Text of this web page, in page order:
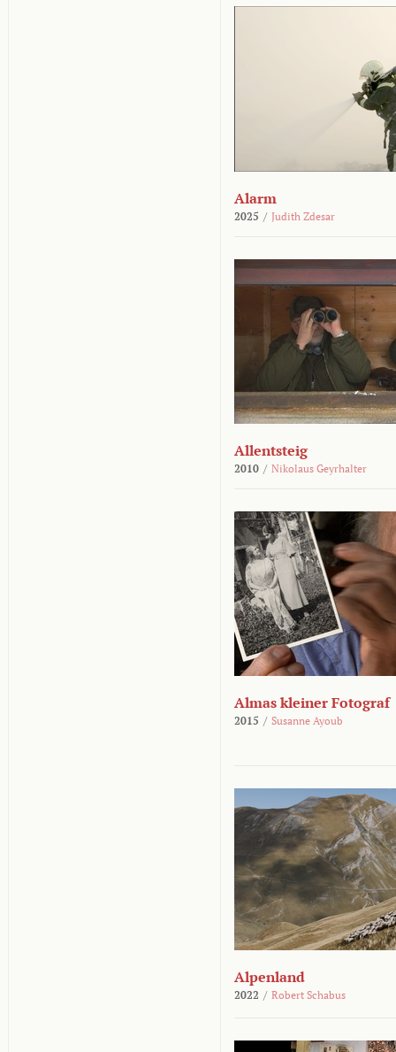
Alarm
2025 / Judith Zdesar
Allentsteig
2010 / Nikolaus Geyrhalter
Almas kleiner Fotograf
2015 / Susanne Ayoub
Alpenland
2022 / Robert Schabus